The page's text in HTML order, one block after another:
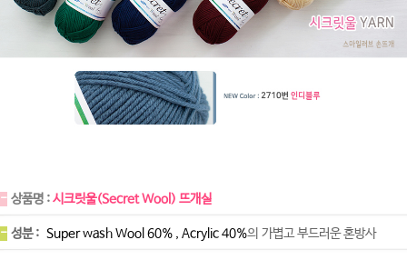
- 상품명 :시크릿울(Secret Wool) 뜨개실
- 성분 : Super wash Wool 60% , Acrylic 40%의 가볍고 부드러운 혼방사